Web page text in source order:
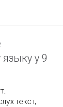
у 9
текст,